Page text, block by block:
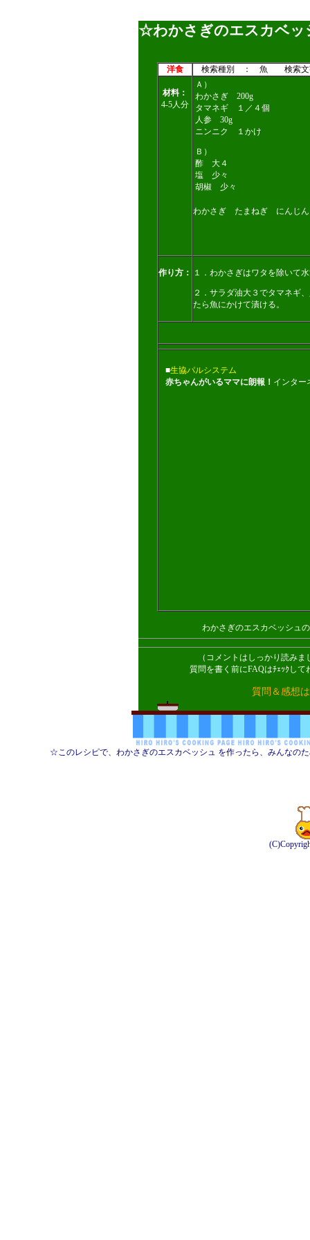
☆わかさぎのエスカベッ
洋食 検索種別 ： 魚 検索
材料：
4-5人分
Ａ）
わかさぎ 200g
タマネギ １／４個
人参 30g
ニンニク １かけ
Ｂ）
酢 大４
塩 少々
胡椒 少々
わかさぎ たまねぎ にんじん
作り方： １．わかさぎはワタを除いて
２．サラダ油大３でタマネギ
たら魚にかけて漬ける。
■生協パルシステム
赤ちゃんがいるママに朗報！ インター
わかさぎのエスカベッシュ
（コメントはしっかり読み
質問を書く前にFAQはﾁｪｯｸし
質問＆感想
☆このレシピで、わかさぎのエスカベッシュ を作ったら、みんなの